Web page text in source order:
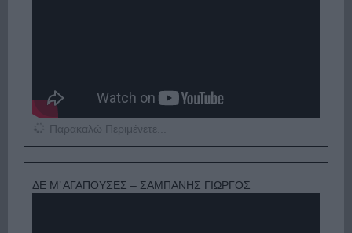
Παρακαλώ Περιμένετε...
ΔΕ Μ’ ΑΓΑΠΟΥΣΕΣ – ΣΑΜΠΑΝΗΣ ΓΙΩΡΓΟΣ